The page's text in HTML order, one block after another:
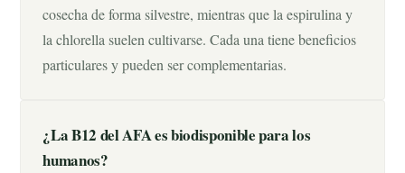
cosecha de forma silvestre, mientras que la espirulina y
la chlorella suelen cultivarse. Cada una tiene beneficios
particulares y pueden ser complementarias.
¿La B12 del AFA es biodisponible para los
humanos?